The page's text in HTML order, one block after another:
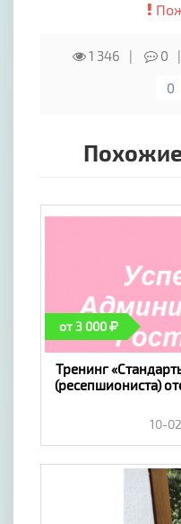
1 346 0
0
от 3 000
Тренинг
(ресепшиониста)
10-